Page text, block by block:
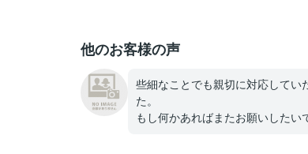
他のお客様の声
些細なことでも親切に対応してい
た。
もし何かあればまたお願いしたい